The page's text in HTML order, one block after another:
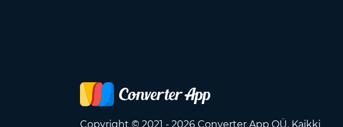
Copyright © 2021 - 2026 Converter App OÜ. Kaikki